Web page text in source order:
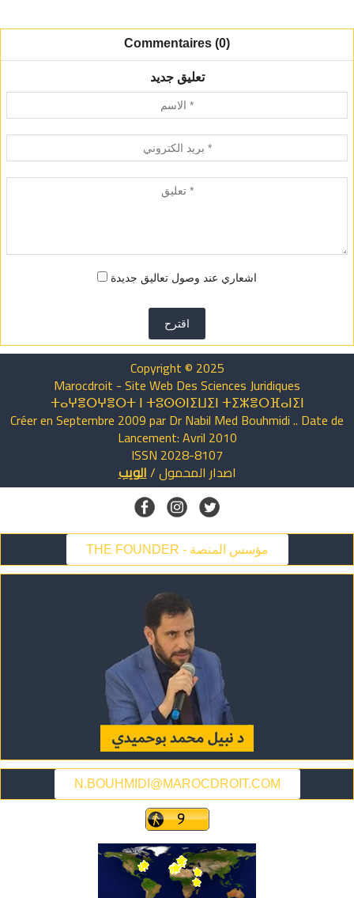
Commentaires (0)
تعليق جديد
اشعاري عند وصول تعاليق جديدة
اقترح
Copyright © 2025
Marocdroit - Site Web Des Sciences Juridiques
ⵜⴰⵖⴻⵔⵖⴻⵔⵜ ⵏ ⵜⵓⵙⵙⵏⵉⵡⵉⵏ ⵜⵉⵣⴻⵔⴼⴰⵏⵉⵏ
Créer en Septembre 2009 par Dr Nabil Med Bouhmidi .. Date de
Lancement: Avril 2010
ISSN 2028-8107
اصدار المحمول/الويب
THE FOUNDER - مؤسس المنصة
N.BOUHMIDI@MAROCDROIT.COM